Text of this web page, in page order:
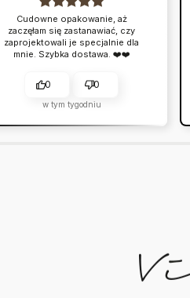
Cudowne opakowanie, aż
zaczęłam się zastanawiać, czy
zaprojektowali je specjalnie dla
mnie. Szybka dostawa. ❤️❤️
0 0
w tym tygodniu